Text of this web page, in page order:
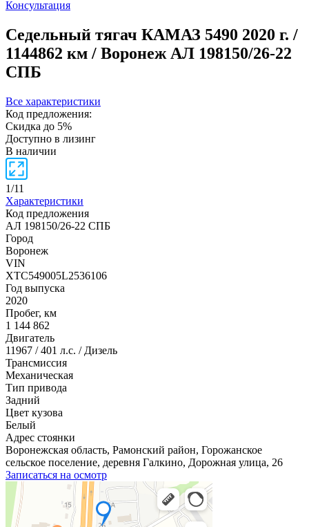
Консультация
Седельный тягач КАМАЗ 5490 2020 г. /
1144862 км / Воронеж АЛ 198150/26-22
СПБ
Все характеристики
Код предложения:
Скидка до 5%
Доступно в лизинг
В наличии
1/11
Характеристики
Код предложения
АЛ 198150/26-22 СПБ
Город
Воронеж
VIN
XTC549005L2536106
Год выпуска
2020
Пробег, км
1 144 862
Двигатель
11967 / 401 л.с. / Дизель
Трансмиссия
Механическая
Тип привода
Задний
Цвет кузова
Белый
Адрес стоянки
Воронежская область, Рамонский район, Горожанское
сельское поселение, деревня Галкино, Дорожная улица, 26
Записаться на осмотр